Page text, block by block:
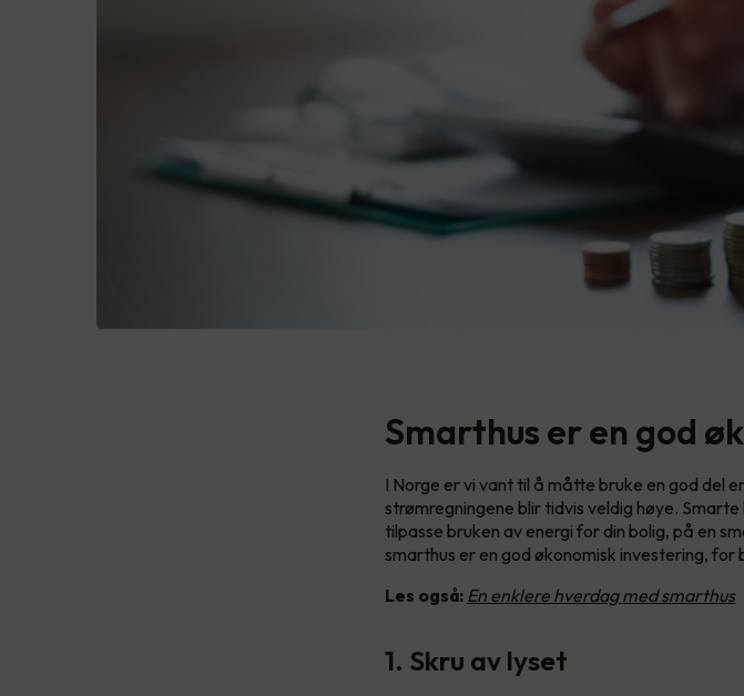
Smarthus er en god
I Norge er vi vant til å måtte bruke en god del
strømregningene blir tidvis veldig høye.
tilpasse bruken av energi for din bolig, på en
smarthus er en god økonomisk investering,
Les også: En enklere hverdag med smarthus
1. Skru av lyset